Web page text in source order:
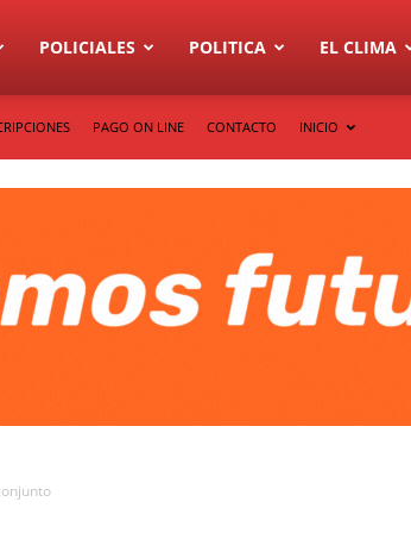
POLICIALES POLITICA EL CLIMA
PAGO ON LINE CONTACTO INICIO